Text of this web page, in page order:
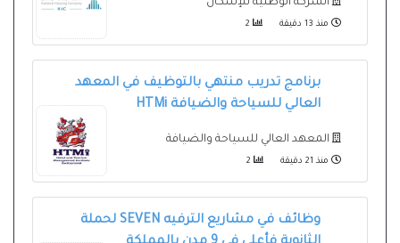
الشركة الوطنية للإسكان
منذ 13 دقيقة
برنامج تدريب منتهي بالتوظيف في المعهد
العالي للسياحة والضيافة HTMi
المعهد العالي للسياحة والضيافة
منذ 21 دقيقة
وظائف في مشاريع الترفيه SEVEN لحملة